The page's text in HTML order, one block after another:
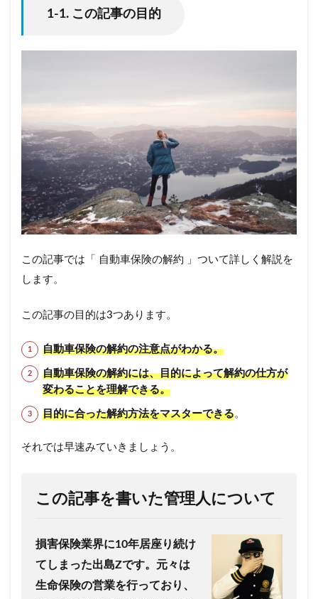
1-1. この記事の目的
この記事では「 自動車保険の解約 」ついて詳しく解説を
します。
この記事の目的は3つあります。
自動車保険の解約の注意点がわかる。
自動車保険の解約には、目的によって解約の仕方が
変わることを理解できる。
目的に合った解約方法をマスターできる。
それでは早速みていきましょう。
この記事を書いた管理人について
損害保険業界に10年居座り続け
てしまった出島Zです。 元々は
生命保険の営業を行っており、